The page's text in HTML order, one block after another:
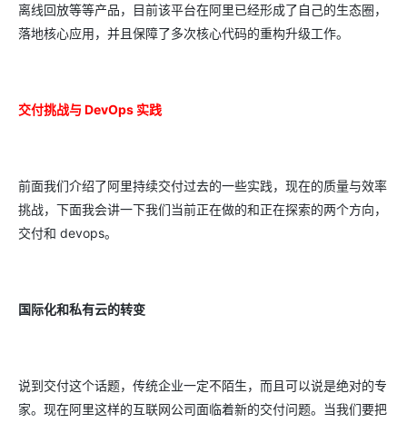
离线回放等等产品，目前该平台在阿里已经形成了自己的生态圈，
落地核心应用，并且保障了多次核心代码的重构升级工作。
交付挑战与 DevOps 实践
前面我们介绍了阿里持续交付过去的一些实践，现在的质量与效率
挑战，下面我会讲一下我们当前正在做的和正在探索的两个方向，
交付和 devops。
国际化和私有云的转变
说到交付这个话题，传统企业一定不陌生，而且可以说是绝对的专
家。现在阿里这样的互联网公司面临着新的交付问题。当我们要把